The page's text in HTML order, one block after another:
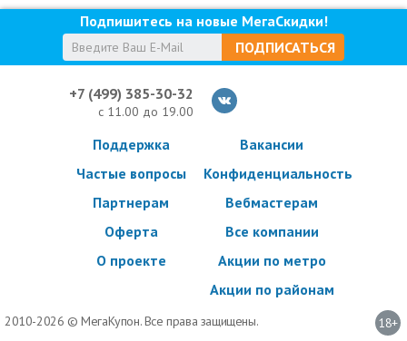
Подпишитесь на новые МегаСкидки!
ПОДПИСАТЬСЯ
+7 (499) 385-30-32
с 11.00 до 19.00
Поддержка
Частые вопросы
Партнерам
Оферта
О проекте
Вакансии
Конфиденциальность
Вебмастерам
Все компании
Акции по метро
Акции по районам
2010-2026 © МегаКупон. Все права защищены. 18+